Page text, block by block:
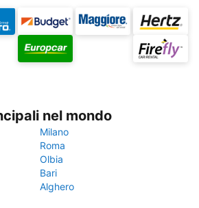
nel mondo
Milano
Roma
Olbia
Bari
Alghero